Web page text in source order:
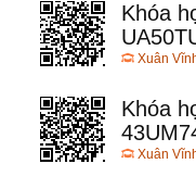
Khóa
Xuân
Khóa
Xuân